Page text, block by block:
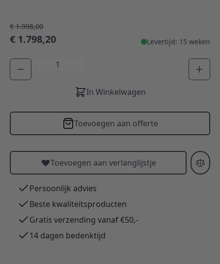
€ 1.998,00
€ 1.798,20 Levertijd: 15 weken
Aantal
In Winkelwagen
Toevoegen aan offerte
Toevoegen aan verlanglijstje
Persoonlijk advies
Beste kwaliteitsproducten
Gratis verzending vanaf €50,-
14 dagen bedenktijd